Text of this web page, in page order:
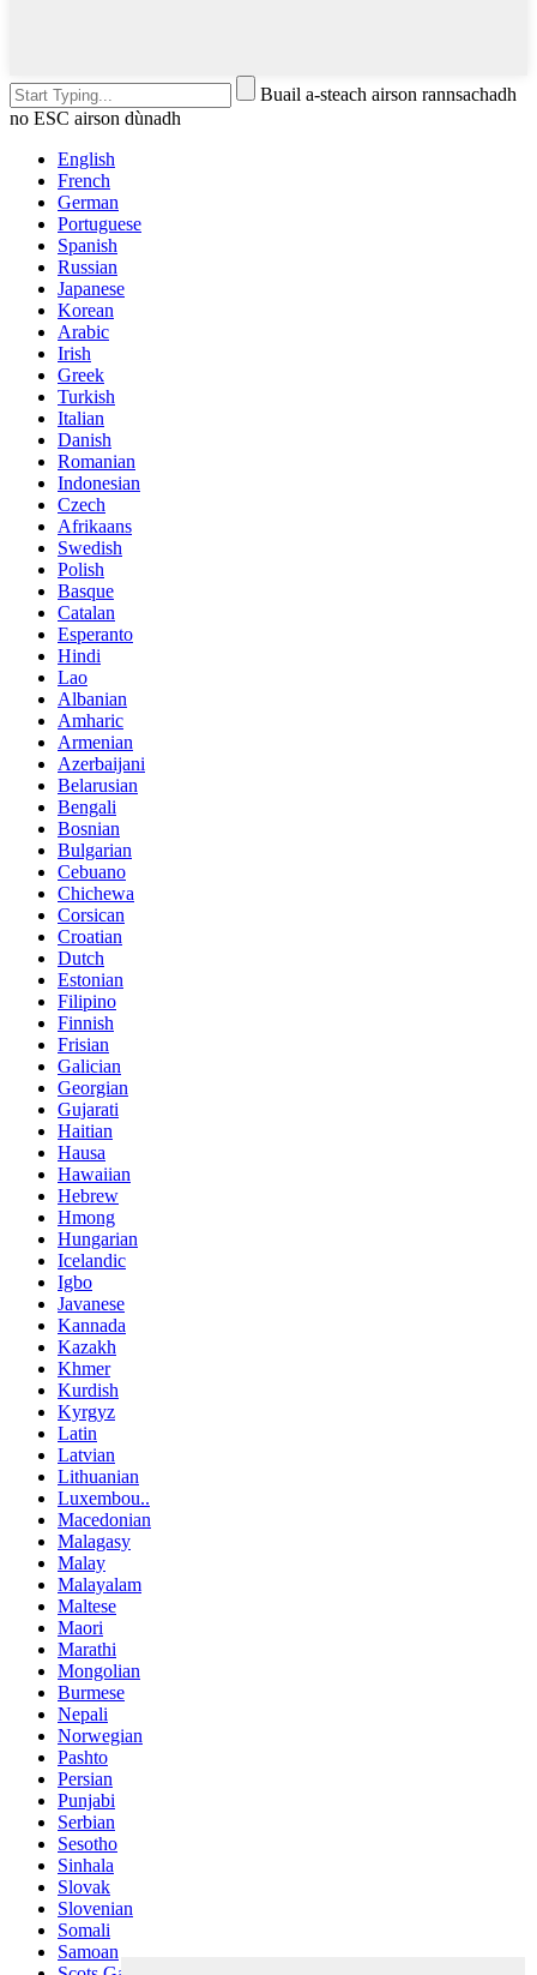
Buail a-steach airson rannsachadh
no ESC airson dùnadh
English
French
German
Portuguese
Spanish
Russian
Japanese
Korean
Arabic
Irish
Greek
Turkish
Italian
Danish
Romanian
Indonesian
Czech
Afrikaans
Swedish
Polish
Basque
Catalan
Esperanto
Hindi
Lao
Albanian
Amharic
Armenian
Azerbaijani
Belarusian
Bengali
Bosnian
Bulgarian
Cebuano
Chichewa
Corsican
Croatian
Dutch
Estonian
Filipino
Finnish
Frisian
Galician
Georgian
Gujarati
Haitian
Hausa
Hawaiian
Hebrew
Hmong
Hungarian
Icelandic
Igbo
Javanese
Kannada
Kazakh
Khmer
Kurdish
Kyrgyz
Latin
Latvian
Lithuanian
Luxembou..
Macedonian
Malagasy
Malay
Malayalam
Maltese
Maori
Marathi
Mongolian
Burmese
Nepali
Norwegian
Pashto
Persian
Punjabi
Serbian
Sesotho
Sinhala
Slovak
Slovenian
Somali
Samoan